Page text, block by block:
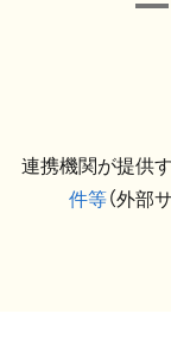
連携機関が提供
件等（外部